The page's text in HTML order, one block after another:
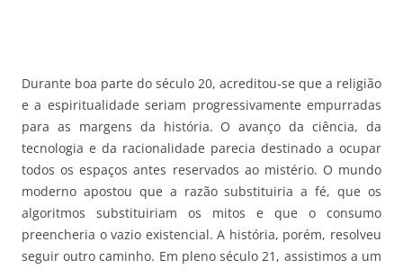
Durante boa parte do século 20, acreditou-se que a religião
e a espiritualidade seriam progressivamente empurradas
para as margens da história. O avanço da ciência, da
tecnologia e da racionalidade parecia destinado a ocupar
todos os espaços antes reservados ao mistério. O mundo
moderno apostou que a razão substituiria a fé, que os
algoritmos substituiriam os mitos e que o consumo
preencheria o vazio existencial. A história, porém, resolveu
seguir outro caminho. Em pleno século 21, assistimos a um